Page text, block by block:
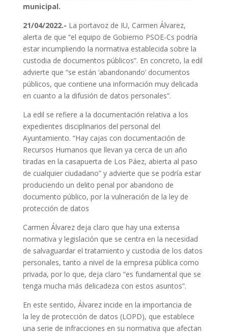
municipal.
21/04/2022.- La portavoz de IU, Carmen Álvarez,
alerta de que “el equipo de Gobierno PSOE-Cs podría
estar incumpliendo la normativa establecida sobre la
custodia de documentos públicos”. En concreto, la edil
advierte que “se están ‘abandonando’ documentos
públicos, que contiene una información muy delicada
en cuanto a la difusión de datos personales”.
La edil se refiere a la documentación relativa a los
expedientes disciplinarios del personal del
Ayuntamiento. “Hay cajas con documentación de
Recursos Humanos que llevan ya cerca de un año
tiradas en la casapuerta de Los Páez, abierta al paso
de cualquier ciudadano” y advierte que se podría estar
produciendo un delito penal por abandono de
documento público, por la vulneración de la ley de
protección de datos
Carmen Álvarez deja claro que hay una extensa
normativa y legislación que se centra en la necesidad
de salvaguardar el tratamiento y custodia de los datos
personales, tanto a nivel de la empresa pública como
privada, por lo que, deja claro “es fundamental que se
tenga mucha más delicadeza con estos asuntos”.
En este sentido, Álvarez incide en la importancia de
la ley de protección de datos (LOPD), que establece
una serie de infracciones en su normativa que afectan